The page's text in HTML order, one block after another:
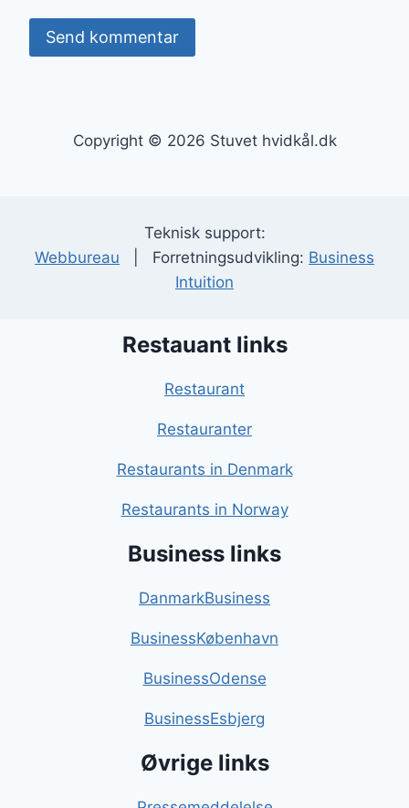
Copyright © 2026 Stuvet hvidkål.dk
Teknisk support:
Webbureau | Forretningsudvikling: Business
Intuition
Restauant links
Restaurant
Restauranter
Restaurants in Denmark
Restaurants in Norway
Business links
DanmarkBusiness
BusinessKøbenhavn
BusinessOdense
BusinessEsbjerg
Øvrige links